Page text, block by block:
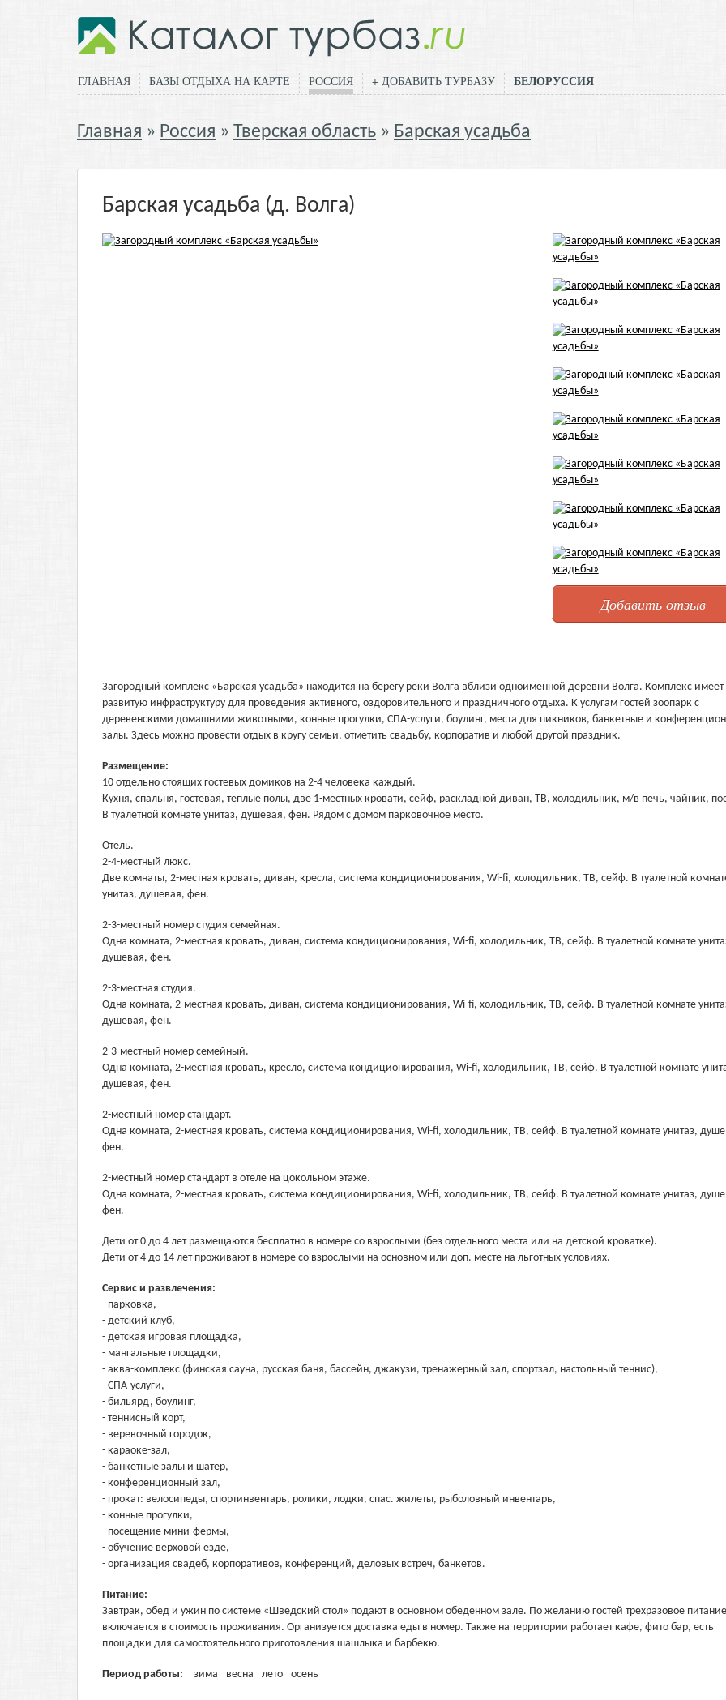
ГЛАВНАЯ БАЗЫ ОТДЫХА НА КАРТЕ РОССИЯ + ДОБАВИТЬ ТУРБАЗУ БЕЛОРУССИЯ
Главная Россия Тверская область Барская усадьба
Барская усадьба (д. Волга)
Добавить отзыв
Загородный комплекс «Барская усадьба» находится на берегу реки Волга вблизи одноименной деревни Волга. Комплекс имеет
развитую инфраструктуру для проведения активного, оздоровительного и праздничного отдыха. К услугам гостей зоопарк с
деревенскими домашними животными, конные прогулки, СПА-услуги, боулинг, места для пикников, банкетные и
залы. Здесь можно провести отдых в кругу семьи, отметить свадьбу, корпоратив и любой другой праздник.
Размещение:
10 отдельно стоящих гостевых домиков на 2-4 человека каждый.
Кухня, спальня, гостевая, теплые полы, две 1-местных кровати, сейф, раскладной диван, ТВ, холодильник, м/в печь, чайник,
В туалетной комнате унитаз, душевая, фен. Рядом с домом парковочное место.
Отель.
2-4-местный люкс.
Две комнаты, 2-местная кровать, диван, кресла, система кондиционирования, Wi-fi, холодильник, ТВ, сейф. В туалетной
унитаз, душевая, фен.
2-3-местный номер студия семейная.
Одна комната, 2-местная кровать, диван, система кондиционирования, Wi-fi, холодильник, ТВ, сейф. В туалетной комнате
душевая, фен.
2-3-местная студия.
Одна комната, 2-местная кровать, диван, система кондиционирования, Wi-fi, холодильник, ТВ, сейф. В туалетной комнате
душевая, фен.
2-3-местный номер семейный.
Одна комната, 2-местная кровать, кресло, система кондиционирования, Wi-fi, холодильник, ТВ, сейф. В туалетной комнате
душевая, фен.
2-местный номер стандарт.
Одна комната, 2-местная кровать, система кондиционирования, Wi-fi, холодильник, ТВ, сейф. В туалетной комнате унитаз,
фен.
2-местный номер стандарт в отеле на цокольном этаже.
Одна комната, 2-местная кровать, система кондиционирования, Wi-fi, холодильник, ТВ, сейф. В туалетной комнате унитаз,
фен.
Дети от 0 до 4 лет размещаются бесплатно в номере со взрослыми (без отдельного места или на детской кроватке).
Дети от 4 до 14 лет проживают в номере со взрослыми на основном или доп. месте на льготных условиях.
Сервис и развлечения:
- парковка,
- детский клуб,
- детская игровая площадка,
- мангальные площадки,
- аква-комплекс (финская сауна, русская баня, бассейн, джакузи, тренажерный зал, спортзал, настольный теннис),
- СПА-услуги,
- бильярд, боулинг,
- теннисный корт,
- веревочный городок,
- караоке-зал,
- банкетные залы и шатер,
- конференционный зал,
- прокат: велосипеды, спортинвентарь, ролики, лодки, спас. жилеты, рыболовный инвентарь,
- конные прогулки,
- посещение мини-фермы,
- обучение верховой езде,
- организация свадеб, корпоративов, конференций, деловых встреч, банкетов.
Питание:
Завтрак, обед и ужин по системе «Шведский стол» подают в основном обеденном зале. По желанию гостей трехразовое питание
включается в стоимость проживания. Организуется доставка еды в номер. Также на территории работает кафе, фито бар, есть
площадки для самостоятельного приготовления шашлыка и барбекю.
Период работы: зима весна лето осень